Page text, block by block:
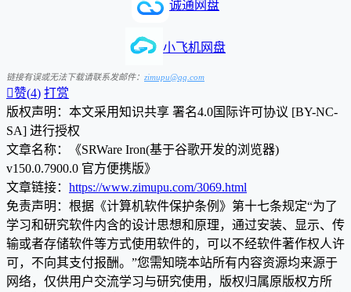
诚通网盘
小飞机网盘
链接有误或无法下载请联系发邮件： zimupu@qq.com
赞(4) 打赏
版权声明：本文采用知识共享 署名4.0国际许可协议 [BY-NC-
SA] 进行授权
文章名称：《SRWare Iron(基于谷歌开发的浏览器)
v150.0.7900.0 官方便携版》
文章链接： https://www.zimupu.com/3069.html
免责声明：根据《计算机软件保护条例》第十七条规定“为了
学习和研究软件内含的设计思想和原理，通过安装、显示、传
输或者存储软件等方式使用软件的，可以不经软件著作权人许
可，不向其支付报酬。”您需知晓本站所有内容资源均来源于
网络，仅供用户交流学习与研究使用，版权归属原版权方所